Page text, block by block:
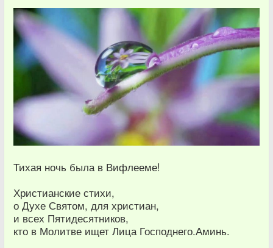
Тихая ночь была в Вифлееме!
Христианские стихи,
о Духе Святом, для христиан,
и всех Пятидесятников,
кто в Молитве ищет Лица Господнего.Аминь.